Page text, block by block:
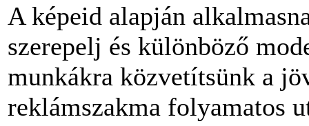
A képeid alapján
szerepelj és különböző
munkákra közvetítsünk a
reklámszakma folyamatos